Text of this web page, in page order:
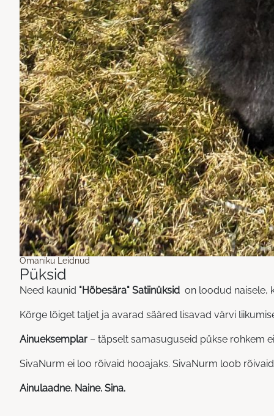
Omaniku Leidnud
Püksid
Need kaunid "Hõbesära" Satiinüksid on loodud naisele,
Kõrge lõiget taljet ja avarad sääred lisavad värvi
Ainueksemplar – täpselt samasuguseid pükse rohkem
SivaNurm ei loo rõivaid hooajaks. SivaNurm loob
Ainulaadne. Naine. Sina.